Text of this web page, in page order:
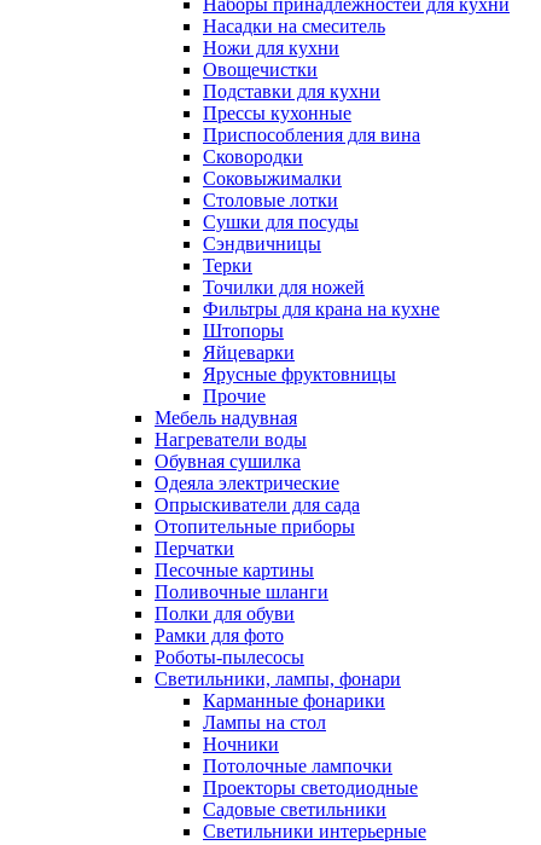
Наборы принадлежностей для кухни
Насадки на смеситель
Ножи для кухни
Овощечистки
Подставки для кухни
Прессы кухонные
Приспособления для вина
Сковородки
Соковыжималки
Столовые лотки
Сушки для посуды
Сэндвичницы
Терки
Точилки для ножей
Фильтры для крана на кухне
Штопоры
Яйцеварки
Ярусные фруктовницы
Прочие
Мебель надувная
Нагреватели воды
Обувная сушилка
Одеяла электрические
Опрыскиватели для сада
Отопительные приборы
Перчатки
Песочные картины
Поливочные шланги
Полки для обуви
Рамки для фото
Роботы-пылесосы
Светильники, лампы, фонари
Карманные фонарики
Лампы на стол
Ночники
Потолочные лампочки
Проекторы светодиодные
Садовые светильники
Светильники интерьерные